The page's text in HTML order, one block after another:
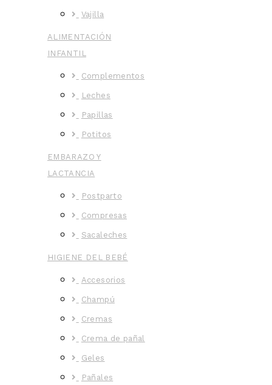
Vajilla
ALIMENTACIÓN
INFANTIL
Complementos
Leches
Papillas
Potitos
EMBARAZO Y
LACTANCIA
Postparto
Compresas
Sacaleches
HIGIENE DEL BEBÉ
Accesorios
Champú
Cremas
Crema de pañal
Geles
Pañales